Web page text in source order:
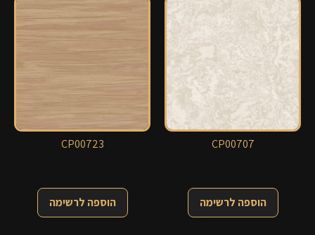
CP00723
הוספה לרשימה
CP00707
הוספה לרשימה